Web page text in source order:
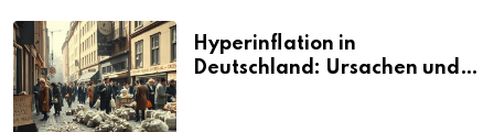
Hyperinflation in
Deutschland: Ursachen und